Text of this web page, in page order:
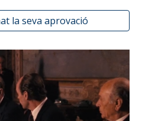
la seva aprovació